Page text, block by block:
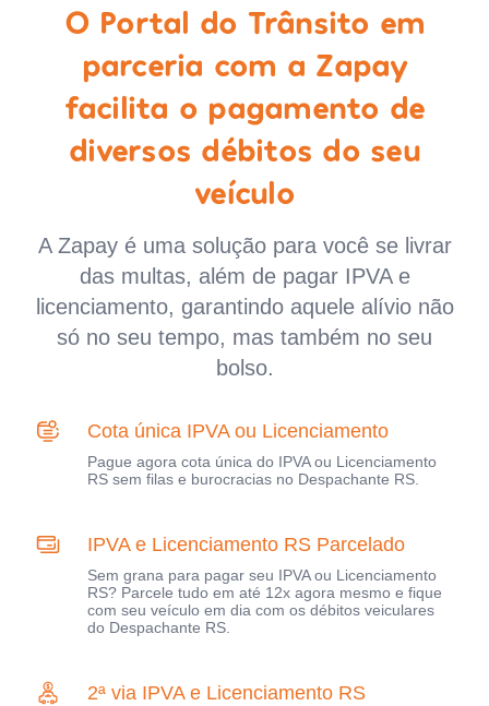
O Portal do Trânsito em
parceria com a Zapay
facilita o pagamento de
diversos débitos do seu
veículo
A Zapay é uma solução para você se livrar
das multas, além de pagar IPVA e
licenciamento, garantindo aquele alívio não
só no seu tempo, mas também no seu
bolso.
Cota única IPVA ou Licenciamento
Pague agora cota única do IPVA ou Licenciamento
RS sem filas e burocracias no Despachante RS.
IPVA e Licenciamento RS Parcelado
Sem grana para pagar seu IPVA ou Licenciamento
RS? Parcele tudo em até 12x agora mesmo e fique
com seu veículo em dia com os débitos veiculares
do Despachante RS.
2ª via IPVA e Licenciamento RS